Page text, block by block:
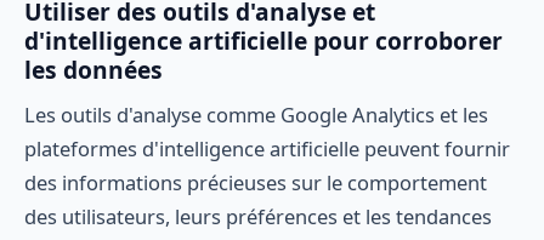
Utiliser des outils d'analyse et
d'intelligence artificielle pour corroborer
les données
Les outils d'analyse comme Google Analytics et les
plateformes d'intelligence artificielle peuvent fournir
des informations précieuses sur le comportement
des utilisateurs, leurs préférences et les tendances